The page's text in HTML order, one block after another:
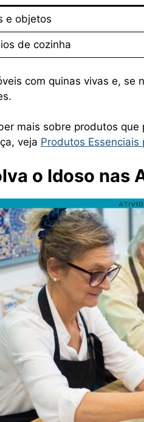
e objetos
de cozinha
com quinas vivas e, se
mais sobre produtos
veja Produtos Essenciais
o Idoso nas